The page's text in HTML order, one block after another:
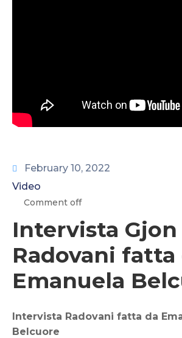
February 10, 2022
Video
Comment off
Intervista Gjon
Radovani fatta
Emanuela
Intervista Radovani fatta da
Belcuore